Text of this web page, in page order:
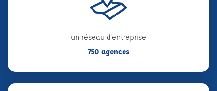
un réseau d'entreprise
750 agences